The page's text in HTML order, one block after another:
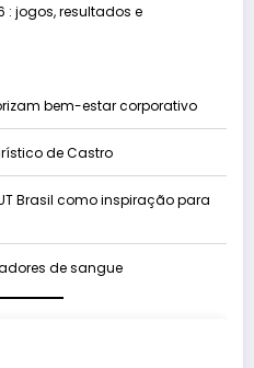
: jogos, resultados e
bem-estar corporativo
de Castro
Brasil como inspiração para
de sangue